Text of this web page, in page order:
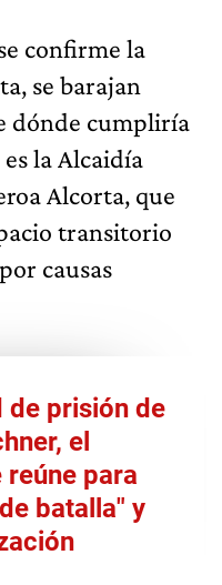
confirme la
se barajan
dónde cumpliría
la Alcaidía
Alcorta, que
transitorio
causas
de prisión de
el
para
batalla" y